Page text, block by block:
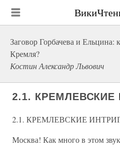
Заговор Горбачева и Ельцина:
Кремля?
Костин Александр Львович
2.1. КРЕМЛЕВСКИЕ
2.1. КРЕМЛЕВСКИЕ
Москва! Как много в этом